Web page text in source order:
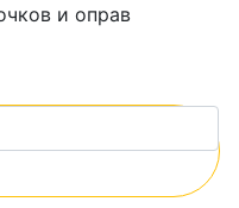
и оправ